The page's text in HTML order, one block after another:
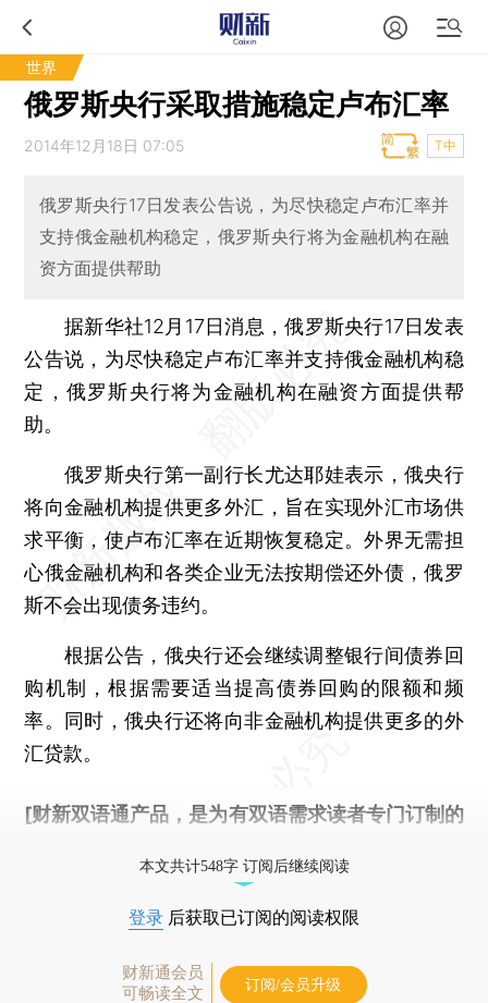
世界
俄罗斯央行采取措施稳定卢布汇率
2014年12月18日 07:05 T中
俄罗斯央行17日发表公告说，为尽快稳定卢布汇率并
支持俄金融机构稳定，俄罗斯央行将为金融机构在融
资方面提供帮助
据新华社12月17日消息，俄罗斯央行17日发表
公告说，为尽快稳定卢布汇率并支持俄金融机构稳
定，俄罗斯央行将为金融机构在融资方面提供帮
助。
俄罗斯央行第一副行长尤达耶娃表示，俄央行
将向金融机构提供更多外汇，旨在实现外汇市场供
求平衡，使卢布汇率在近期恢复稳定。外界无需担
心俄金融机构和各类企业无法按期偿还外债，俄罗
斯不会出现债务违约。
根据公告，俄央行还会继续调整银行间债券回
购机制，根据需要适当提高债券回购的限额和频
率。同时，俄央行还将向非金融机构提供更多的外
汇贷款。
[财新双语通产品，是为有双语需求读者专门订制的
本文共计548字 订阅后继续阅读
登录 后获取已订阅的阅读权限
财新通会员
可畅读全文
订阅/会员升级